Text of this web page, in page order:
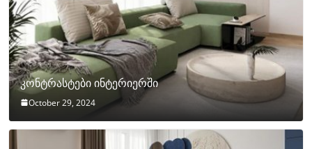
კონტრასტები ინტერიერში
October 29, 2024